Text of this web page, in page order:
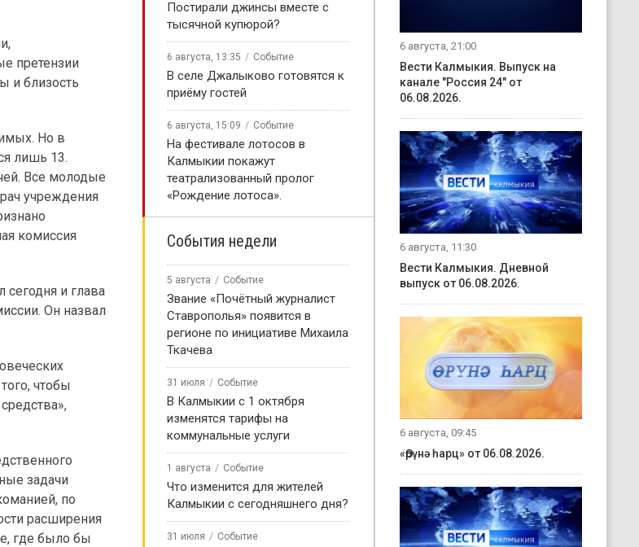
претензии
и близость
Но в
лишь 13.
Все молодые
учреждения
комиссия
сегодня и глава
Он назвал
чтобы
задачи
по
расширения
где было бы
Постирали джинсы вместе с
тысячной купюрой?
6 августа, 13:35 Событие
В селе Джалыково готовятся к
приёму гостей
6 августа, 15:09 Событие
На фестивале лотосов в
Калмыкии покажут
театрализованный пролог
«Рождение лотоса».
События недели
5 августа Событие
Звание «Почётный журналист
Ставрополья» появится в
регионе по инициативе Михаила
Ткачева
31 июля Событие
В Калмыкии с 1 октября
изменятся тарифы на
коммунальные услуги
1 августа Событие
Что изменится для жителей
Калмыкии с сегодняшнего дня?
31 июля Событие
6 августа, 21:00
Вести Калмыкия. Выпуск на
канале "Россия 24" от
06.08.2026.
6 августа, 11:30
Вести Калмыкия. Дневной
выпуск от 06.08.2026.
6 августа, 09:45
«Өрүнә һарц» от 06.08.2026.